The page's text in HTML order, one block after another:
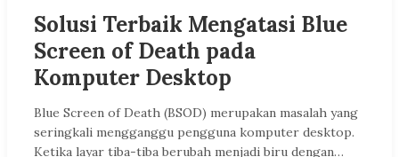
Solusi Terbaik Mengatasi Blue
Screen of Death pada
Komputer Desktop
Blue Screen of Death (BSOD) merupakan masalah yang
seringkali mengganggu pengguna komputer desktop.
Ketika layar tiba-tiba berubah menjadi biru dengan…